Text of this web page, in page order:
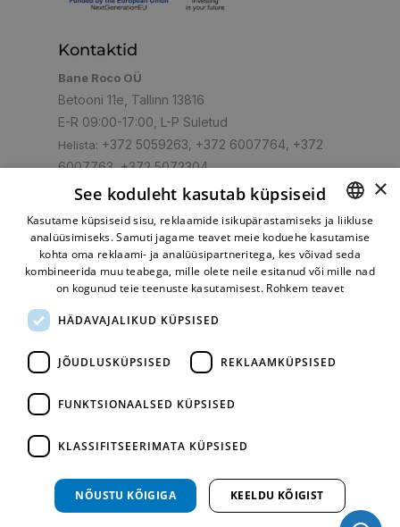
Kontaktid
Bane Roco OÜ
Betooni 11e, Tallinn 13816
E-R 09:00-17:00, L-P Suletud
Helista: +372 5059263, +372 6007764, +372
6007763,+372 5072304
E-post:shop@turbo.ee
Mugav makseviis
ESTONIAN
RUSSIAN
×
See koduleht kasutab küpsiseid
Kasutame küpsiseid sisu, reklaamide isikupärastamiseks ja liikluse
analüüsimiseks. Samuti jagame teavet meie koduehe kasutamise
kohta oma reklaami- ja analüüsipartneritega, kes võivad seda
kombineerida muu teabega, mille olete neile esitanud või mille nad
on kogunud teie teenuste kasutamisest. Rohkem teavet
HÄDAVAJALIKUD KÜPSISED
JÕUDLUSKÜPSISED REKLAAMKÜPSISED
FUNKTSIONAALSED KÜPSISED
KLASSIFITSEERIMATA KÜPSISED
NÕUSTU KÕIGIGA KEELDU KÕIGIST